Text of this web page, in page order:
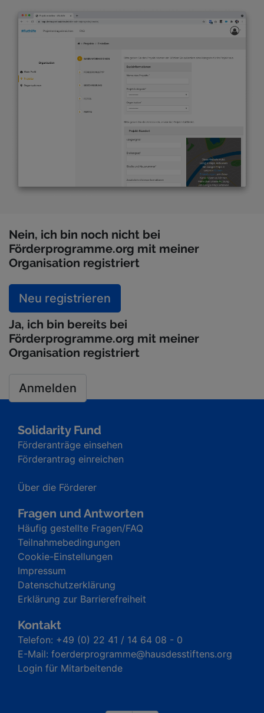
Nein, ich bin noch nicht bei
Förderprogramme.org mit meiner
Organisation registriert
Neu registrieren
Ja, ich bin bereits bei
Förderprogramme.org mit meiner
Organisation registriert
Anmelden
Solidarity Fund
Förderanträge einsehen
Förderantrag einreichen
Über die Förderer
Fragen und Antworten
Häufig gestellte Fragen/FAQ
Teilnahmebedingungen
Cookie-Einstellungen
Impressum
Datenschutzerklärung
Erklärung zur Barrierefreiheit
Kontakt
Telefon: +49 (0) 22 41 / 14 64 08 - 0
E-Mail: foerderprogramme@hausdesstiftens.org
Login für Mitarbeitende